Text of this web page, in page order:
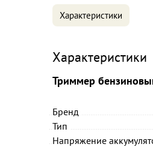
Характеристики
Характеристики
Триммер
Бренд
Тип
Напряжение